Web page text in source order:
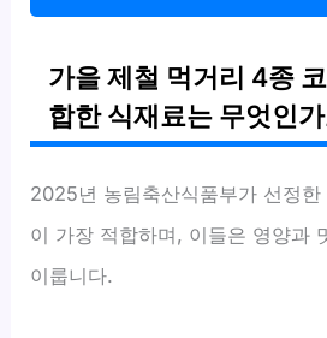
가을 제철 먹거리 4종
합한 식재료는 무엇인
2025년 농림축산식품부가 선정
이 가장 적합하며, 이들은 영양과
이룹니다.